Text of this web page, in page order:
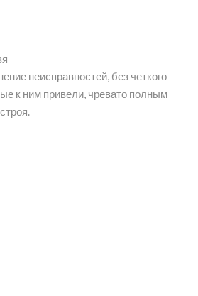
неисправностей, без четкого
к ним привели, чревато полным